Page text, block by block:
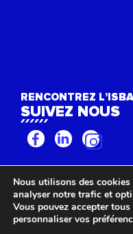
RENCONTREZ L’ISBA
SUIVEZ NOUS
Mentions
Nous utilisons des
analyser notre trafic et
Vous pouvez accepter
personnaliser vos